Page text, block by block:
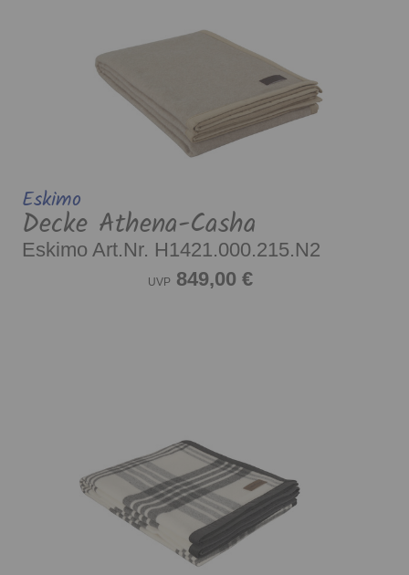
Eskimo
Decke Athena-Casha
Eskimo Art.Nr. H1421.000.215.N2
UVP 849,00 €